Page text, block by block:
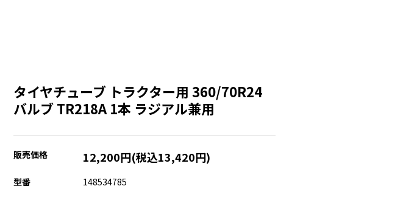
タイヤチューブ トラクター用 360/70R24
バルブ TR218A 1本 ラジアル兼用
販売価格 12,200円(税込13,420円)
型番 148534785